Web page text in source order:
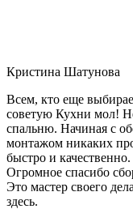
Кристина Шатунова
Всем, кто еще
советую Кухни мол!
спальню. Начиная с
монтажом никаких
быстро и
Огромное спасибо
Это мастер своего
здесь.